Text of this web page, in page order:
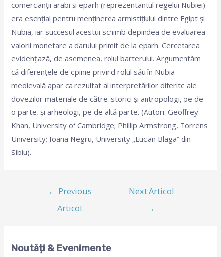
comercianții arabi și eparh (reprezentantul regelui Nubiei)
era esențial pentru menținerea armistițiului dintre Egipt și
Nubia, iar succesul acestui schimb depindea de evaluarea
valorii monetare a darului primit de la eparh. Cercetarea
evidențiază, de asemenea, rolul barterului. Argumentăm
că diferențele de opinie privind rolul său în Nubia
medievală apar ca rezultat al interpretărilor diferite ale
dovezilor materiale de către istorici și antropologi, pe de
o parte, și arheologi, pe de altă parte. (Autori: Geoffrey
Khan, University of Cambridge; Phillip Armstrong, Torrens
University; Ioana Negru, University „Lucian Blaga” din
Sibiu).
← Previous
Articol
Next Articol
→
Noutăți & Evenimente